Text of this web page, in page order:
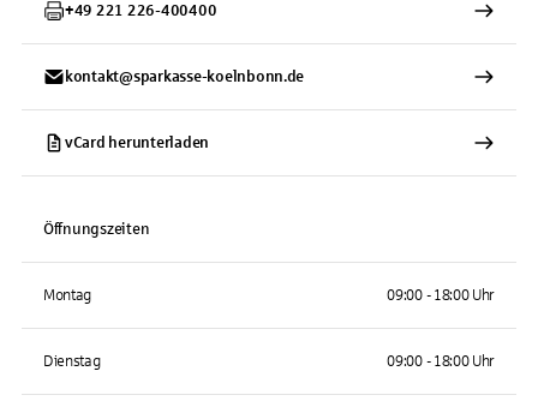
+49 221 226-400400
kontakt@sparkasse-koelnbonn.de
vCard herunterladen
Öffnungszeiten
Montag 09:00 - 18:00 Uhr
Dienstag 09:00 - 18:00 Uhr